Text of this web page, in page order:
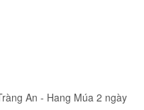
An - Hang Múa 2 ngày